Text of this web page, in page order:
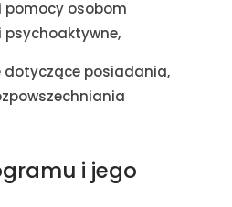
osobom
posiadania,
i jego